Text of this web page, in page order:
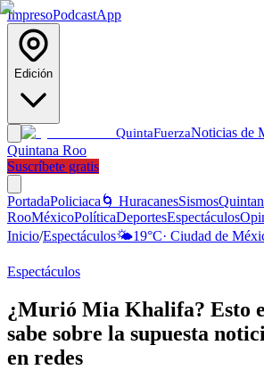
ImpresoPodcastApp
Edición
QuintaFuerzaNoticias de
Quintana Roo
Suscríbete gratis
PortadaPoliciaca 🌀 HuracanesSismos
RooMéxicoPolíticaDeportesEspectáculos
Inicio/Espectáculos🌤️19°C· Ciudad de
Espectáculos
¿Murió Mia Khalifa? Esto
sabe sobre la supuesta
en redes